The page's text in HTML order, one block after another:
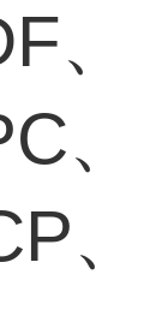
、
、
、